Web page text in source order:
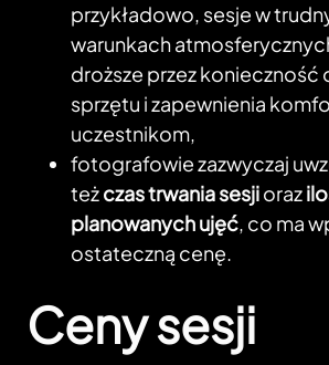
przykładowo, sesje w
warunkach
droższe przez konieczność
sprzętu i zapewnienia
uczestnikom,
fotografowie zazwyczaj
teżczas trwania sesjioraz
planowanych ujęć, co ma
ostateczną cenę.
Ceny sesji